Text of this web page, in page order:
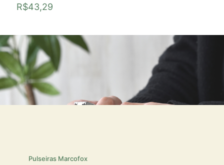
R$43,29
Pulseiras Marcofox